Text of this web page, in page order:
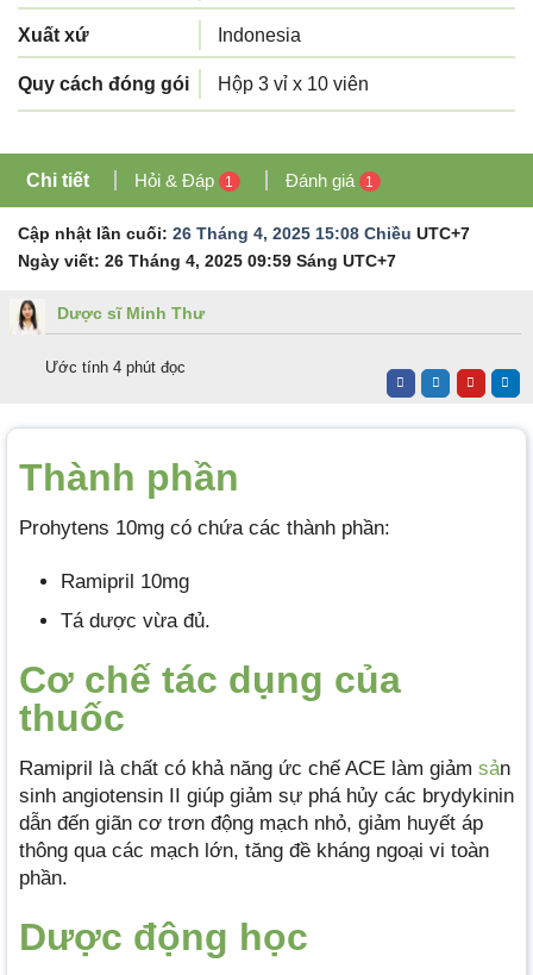
Xuất xứ Indonesia
Quy cách đóng gói Hộp 3 vỉ x 10 viên
Chi tiết Hỏi & Đáp 1 Đánh giá 1
Cập nhật lần cuối: 26 Tháng 4, 2025 15:08 Chiều UTC+7
Ngày viết: 26 Tháng 4, 2025 09:59 Sáng UTC+7
Dược sĩ Minh Thư
Ước tính 4 phút đọc
Thành phần
Prohytens 10mg có chứa các thành phần:
Ramipril 10mg
Tá dược vừa đủ.
Cơ chế tác dụng của
thuốc
Ramipril là chất có khả năng ức chế ACE làm giảm sản
sinh angiotensin II giúp giảm sự phá hủy các brydykinin
dẫn đến giãn cơ trơn động mạch nhỏ, giảm huyết áp
thông qua các mạch lớn, tăng đề kháng ngoại vi toàn
phần.
Dược động học